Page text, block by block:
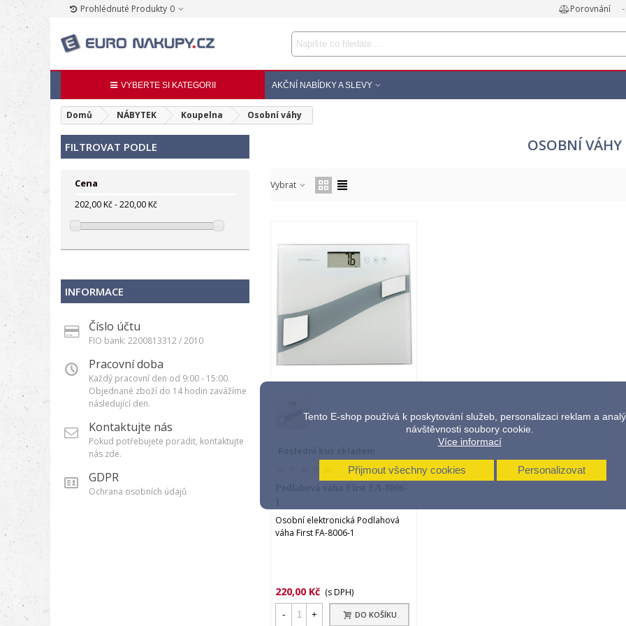
Tento E-shop používá k poskytování služeb, personalizaci reklam a
návštěvnosti soubory cookie.
Více informací
Přijmout všechny cookies Personalizovat
Prohlédnuté Produkty 0 Porovnání
VYBERTE SI KATEGORII AKČNÍ NABÍDKY A SLEVY
Domů NÁBYTEK Koupelna Osobní váhy
FILTROVAT PODLE
Cena
202,00 Kč - 220,00 Kč
INFORMACE
Číslo účtu
FIO bank: 2200813312 / 2010
Pracovní doba
Každý pracovní den od 9:00 - 15:00.
Objednané zboží do 14 hodin zavážíme
následující den.
Kontaktujte nás
Pokud potřebujete poradit, kontaktujte
nás zde.
GDPR
Ochrana osobních údajů
OSOBNÍ VÁHY
Vybrat
Osobní elektronická Podlahová
váha First FA-8006-1
220,00 Kč (s DPH)
- + DO KOŠÍKU